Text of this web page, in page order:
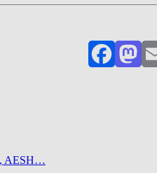
Facebook
AESH…